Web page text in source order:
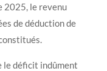
2025, le revenu
de déduction de
le déficit indûment